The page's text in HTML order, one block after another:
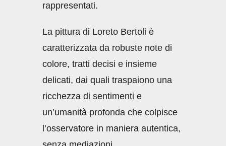
rappresentati.
La pittura di Loreto Bertoli è
caratterizzata da robuste note di
colore, tratti decisi e insieme
delicati, dai quali traspaiono una
ricchezza di sentimenti e
un’umanità profonda che colpisce
l’osservatore in maniera autentica,